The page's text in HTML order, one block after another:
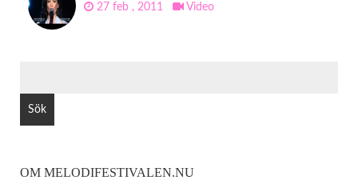
27 feb , 2011 Video
OM MELODIFESTIVALEN.NU